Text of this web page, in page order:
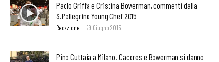
Paolo Griffa e Cristina Bowerman, commenti dalla
S.Pellegrino Young Chef 2015
Redazione - 29 Giugno 2015
Pino Cuttaia a Milano. Caceres e Bowerman si danno